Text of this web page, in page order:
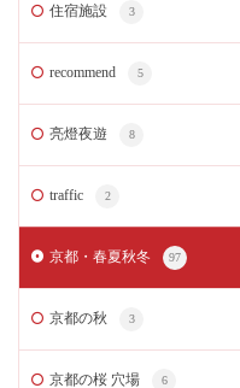
住宿施設 3
recommend 5
亮燈夜遊 8
traffic 2
京都・春夏秋冬 97
京都の秋 3
京都の桜 穴場 6